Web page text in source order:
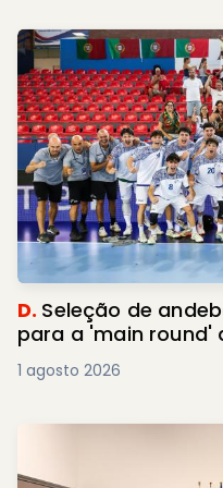
D. Seleção de
para a 'main round'
1 agosto 2026